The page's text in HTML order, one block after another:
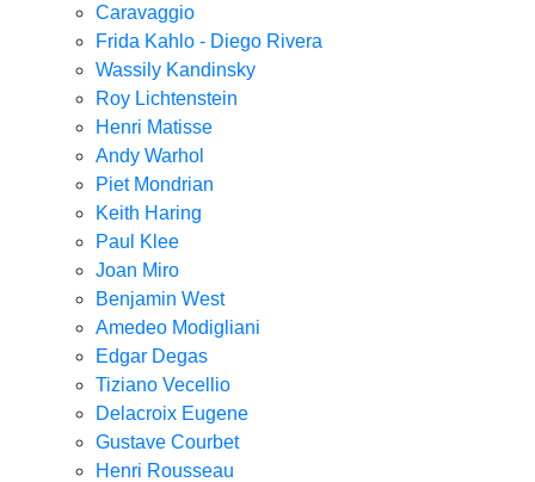
Caravaggio
Frida Kahlo - Diego Rivera
Wassily Kandinsky
Roy Lichtenstein
Henri Matisse
Andy Warhol
Piet Mondrian
Keith Haring
Paul Klee
Joan Miro
Benjamin West
Amedeo Modigliani
Edgar Degas
Tiziano Vecellio
Delacroix Eugene
Gustave Courbet
Henri Rousseau